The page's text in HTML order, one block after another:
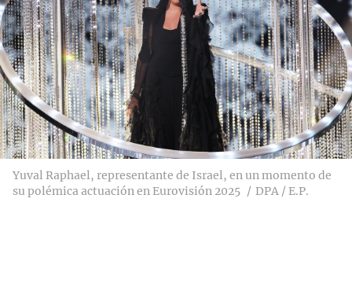
Yuval Raphael, representante de Israel, en un momento de
su polémica actuación en Eurovisión 2025
DPA / E.P.